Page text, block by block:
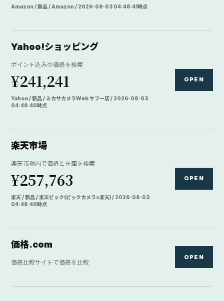
Amazon / 新品 / Amazon / 2026-08-03 04:48:41時点
Yahoo!ショッピング
ポイント込みの価格を検索
¥241,241
Yahoo / 新品 / ミカサカメラWeb ヤフー店 / 2026-08-03
04:48:40時点
OPEN
楽天市場
楽天市場内で価格と在庫を検索
¥257,763
楽天 / 新品 / 楽天ビック(ビックカメラ×楽天) / 2026-08-03
04:48:40時点
OPEN
価格.com
価格比較サイトで価格を比較
OPEN